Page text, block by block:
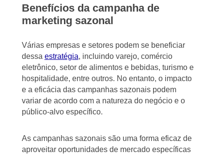
Benefícios da campanha de
marketing sazonal
Várias empresas e setores podem se beneficiar
dessa estratégia, incluindo varejo, comércio
eletrônico, setor de alimentos e bebidas, turismo e
hospitalidade, entre outros. No entanto, o impacto
e a eficácia das campanhas sazonais podem
variar de acordo com a natureza do negócio e o
público-alvo específico.
As campanhas sazonais são uma forma eficaz de
aproveitar oportunidades de mercado específicas